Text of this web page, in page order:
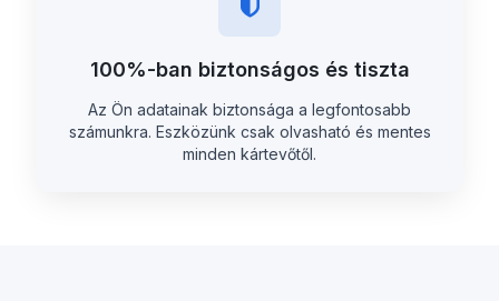
100%-ban biztonságos és tiszta
Az Ön adatainak biztonsága a legfontosabb
számunkra. Eszközünk csak olvasható és mentes
minden kártevőtől.